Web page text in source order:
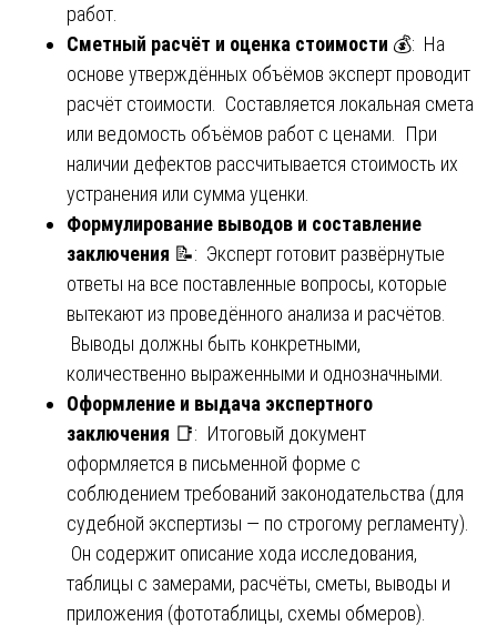
работ.
Сметный расчёт и оценка стоимости 💰: На
основе утверждённых объёмов эксперт проводит
расчёт стоимости. Составляется локальная смета
или ведомость объёмов работ с ценами. При
наличии дефектов рассчитывается стоимость их
устранения или сумма уценки.
Формулирование выводов и составление
заключения 📝: Эксперт готовит развёрнутые
ответы на все поставленные вопросы, которые
вытекают из проведённого анализа и расчётов.
Выводы должны быть конкретными,
количественно выраженными и однозначными.
Оформление и выдача экспертного
заключения 📑: Итоговый документ
оформляется в письменной форме с
соблюдением требований законодательства (для
судебной экспертизы — по строгому регламенту).
Он содержит описание хода исследования,
таблицы с замерами, расчёты, сметы, выводы и
приложения (фототаблицы, схемы обмеров).